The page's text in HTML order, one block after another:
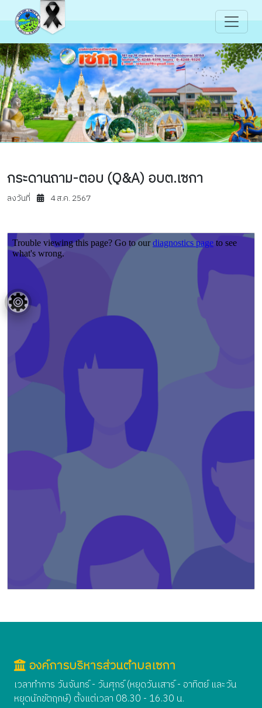
กระดานถาม-ตอบ (Q&A) อบต.เซกา
ลงวันที่ 4 ส.ค. 2567
องค์การบริหารส่วนตำบลเซกา
เวลาทำการ วันจันทร์ - วันศุกร์ (หยุดวันเสาร์ - อาทิตย์ และวัน
หยุดนักขัตฤกษ์) ตั้งแต่เวลา 08.30 - 16.30 น.